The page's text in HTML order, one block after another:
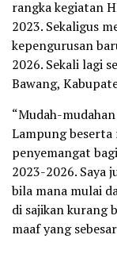
rangka kegiatan
2023. Sekaligus
kepengurusan
2026. Sekali lagi
Bawang,
“Mudah-
Lampung
penyemangat
2023-2026. Saya
bila mana mulai
di sajikan kurang
maaf yang